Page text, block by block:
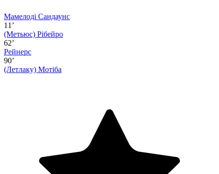
Мамелоді Сандаунс
11’
(Метьюс) Рібейро
62’
Рейнерс
90’
(Летлаку) Мотіба